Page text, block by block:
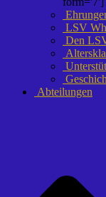
LSV
Den
Abteilungen